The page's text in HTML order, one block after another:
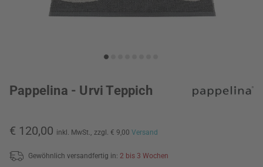
Pappelina - Urvi Teppich
€ 120,00 inkl. MwSt., zzgl. € 9,00 Versand
Gewöhnlich versandfertig in: 2 bis 3 Wochen